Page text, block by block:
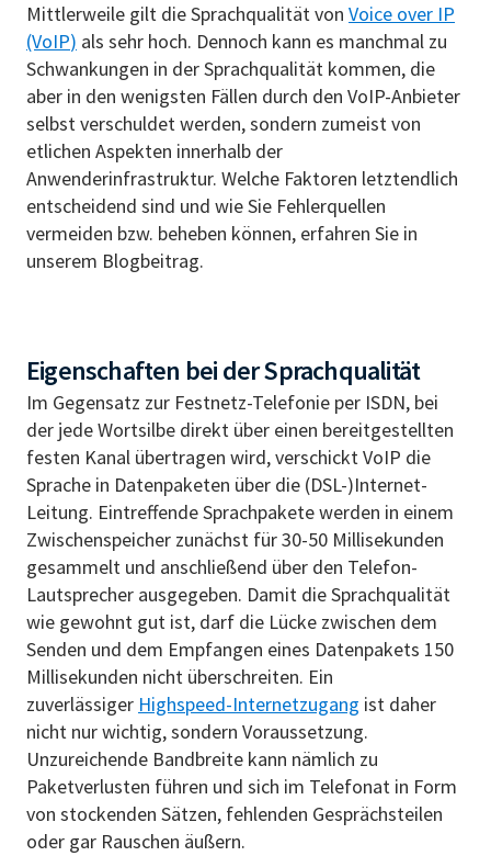
Mittlerweile gilt die Sprachqualität von Voice over IP
(VoIP) als sehr hoch. Dennoch kann es manchmal zu
Schwankungen in der Sprachqualität kommen, die
aber in den wenigsten Fällen durch den VoIP-Anbieter
selbst verschuldet werden, sondern zumeist von
etlichen Aspekten innerhalb der
Anwenderinfrastruktur. Welche Faktoren letztendlich
entscheidend sind und wie Sie Fehlerquellen
vermeiden bzw. beheben können, erfahren Sie in
unserem Blogbeitrag.
Eigenschaften bei der Sprachqualität
Im Gegensatz zur Festnetz-Telefonie per ISDN, bei
der jede Wortsilbe direkt über einen bereitgestellten
festen Kanal übertragen wird, verschickt VoIP die
Sprache in Datenpaketen über die (DSL-)Internet-
Leitung. Eintreffende Sprachpakete werden in einem
Zwischenspeicher zunächst für 30-50 Millisekunden
gesammelt und anschließend über den Telefon-
Lautsprecher ausgegeben. Damit die Sprachqualität
wie gewohnt gut ist, darf die Lücke zwischen dem
Senden und dem Empfangen eines Datenpakets 150
Millisekunden nicht überschreiten. Ein
zuverlässiger Highspeed-Internetzugang ist daher
nicht nur wichtig, sondern Voraussetzung.
Unzureichende Bandbreite kann nämlich zu
Paketverlusten führen und sich im Telefonat in Form
von stockenden Sätzen, fehlenden Gesprächsteilen
oder gar Rauschen äußern.